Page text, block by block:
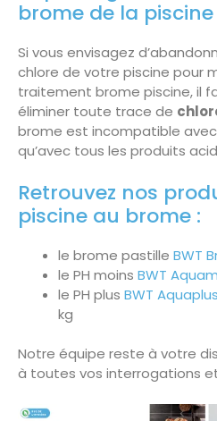
brome de la piscine
Si vous envisagez
chlore de votre piscine pour
traitement brome piscine, il
éliminer toute trace de
brome est incompatible
qu’avec tous les produits
Retrouvez nos
piscine au brome :
le brome pastille BWT
le PH moins BWT
le PH plus BWT Aquaplus
kg
Notre équipe reste à votre
à toutes vos interrogations